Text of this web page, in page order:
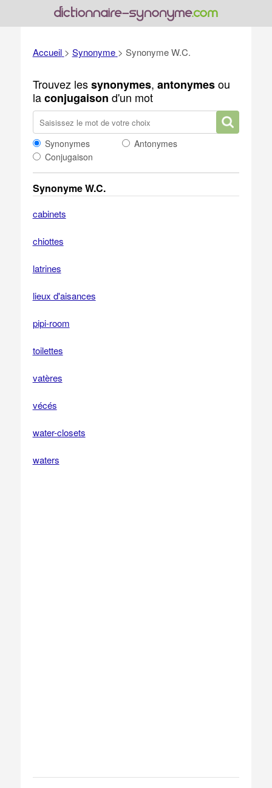
Accueil > Synonyme > Synonyme W.C.
Trouvez lessynonymes, antonymesou
laconjugaison d'un mot
Synonymes
Antonymes
Conjugaison
Synonyme W.C.
cabinets
chiottes
latrines
lieux d'aisances
pipi-room
toilettes
vatères
vécés
water-closets
waters